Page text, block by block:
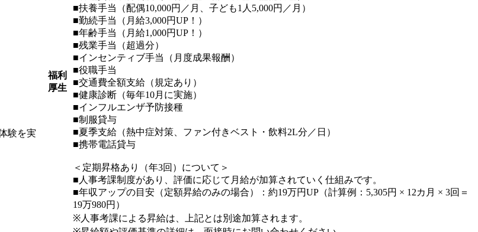
験を実
福利
厚生
■扶養手当（配偶10,000円／月、子ども1人5,000円／月）
■勤続手当（月給3,000円UP！）
■年齢手当（月給1,000円UP！）
■残業手当（超過分）
■インセンティブ手当（月度成果報酬）
■役職手当
■交通費全額支給（規定あり）
■健康診断（毎年10月に実施）
■インフルエンザ予防接種
■制服貸与
■夏季支給（熱中症対策、ファン付きベスト・飲料2L分／日）
■携帯電話貸与
＜定期昇格あり（年3回）について＞
■人事考課制度があり、評価に応じて月給が加算されていく仕組みです。
■年収アップの目安（定額昇給のみの場合）：約19万円UP（計算例：5,305円 × 12カ月 × 3回＝
19万980円）
※人事考課による昇給は、上記とは別途加算されます。